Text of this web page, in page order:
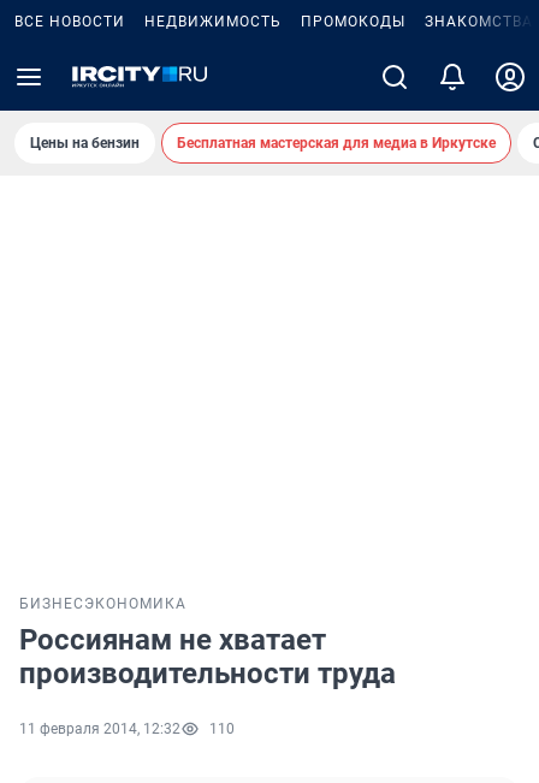
ВСЕ НОВОСТИ НЕДВИЖИМОСТЬ ПРОМОКОДЫ ЗНАКОМСТВА
Цены на бензин Бесплатная мастерская для медиа в Иркутске
БИЗНЕС ЭКОНОМИКА
Россиянам не хватает
производительности труда
11 февраля 2014, 12:32 110